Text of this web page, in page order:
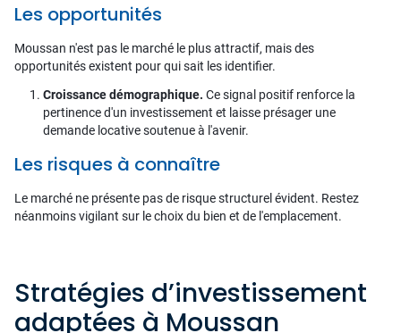
Les opportunités
Moussan n'est pas le marché le plus attractif, mais des
opportunités existent pour qui sait les identifier.
Croissance démographique. Ce signal positif renforce la
pertinence d'un investissement et laisse présager une
demande locative soutenue à l'avenir.
Les risques à connaître
Le marché ne présente pas de risque structurel évident. Restez
néanmoins vigilant sur le choix du bien et de l'emplacement.
Stratégies d’investissement
adaptées à Moussan